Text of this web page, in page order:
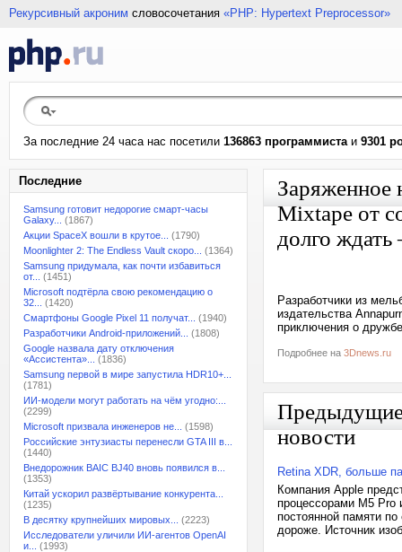
Рекурсивный акроним словосочетания «PHP: Hypertext Preprocessor»
За последние 24 часа нас посетили 136863 программистаи 9301
Последние
Samsung готовит недорогие смарт-часы
Galaxy...
(1867)
Акции SpaceX вошли в крутое...
(1790)
Moonlighter 2: The Endless Vault скоро...
(1364)
Samsung придумала, как почти избавиться
от...
(1451)
Microsoft подтёрла свою рекомендацию о
32...
(1420)
Смартфоны Google Pixel 11 получат...
(1940)
Разработчики Android-приложений...
(1808)
Google назвала дату отключения
«Ассистента»...
(1836)
Samsung первой в мире запустила HDR10+...
(1781)
ИИ-модели могут работать на чём угодно:...
(2299)
Microsoft призвала инженеров не...
(1598)
Российские энтузиасты перенесли GTA III в...
(1440)
Внедорожник BAIC BJ40 вновь появился в...
(1353)
Китай ускорил развёртывание конкурента...
(1235)
В десятку крупнейших мировых...
(2223)
Исследователи уличили ИИ-агентов OpenAI
и...
(1993)
Заряженное
Mixtape от
долго
Разработчики из
издательства
приключения о
Подробнее на 3Dnews.ru
новости
Retina XDR, больше
Компания Apple
процессорами M5 Pro
постоянной памяти
дороже. Источник